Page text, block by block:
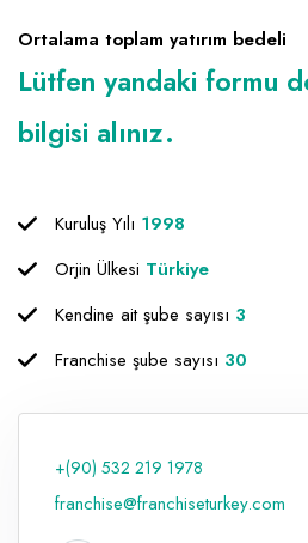
Lojistik - Kargo ve Kurye
Mali Kayıt ve Denetim
Matbaa - Fotoğraf
Ortalama toplam yatırım bedeli
Lütfen yandaki formu
bilgisi alınız.
Kuruluş Yılı 1998
Orjin Ülkesi Türkiye
Kendine ait şube sayısı 3
Franchise şube sayısı 30
+(90) 532 219 1978
franchise@franchiseturkey.com